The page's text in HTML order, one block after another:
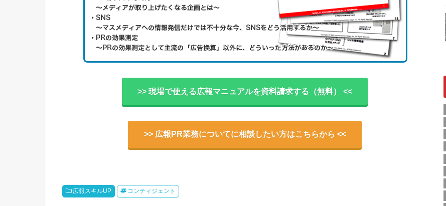
>> 現場で使える広報マニュアルを資料請求する（無料） <<
>> 広報PR業務についてに相談したい方はこちらから <<
広報スキルUP コンティジェント